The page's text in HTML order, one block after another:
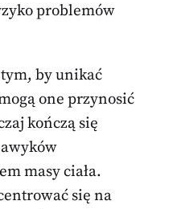
problemów
by unikać
one przynosić
kończą się
masy ciała.
się na